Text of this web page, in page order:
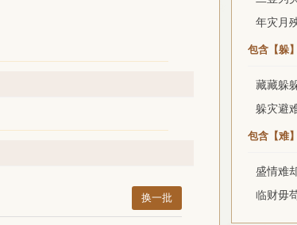
换一批
年灾月
包含【躲
藏藏躲
躲灾避
包含【难
盛情难